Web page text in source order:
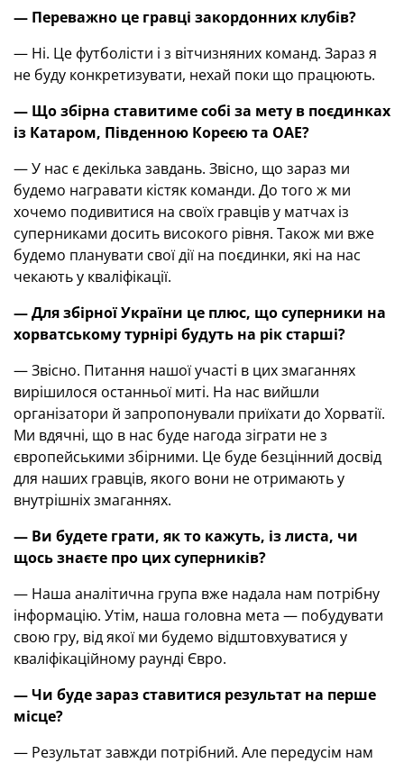
— Переважно це гравці закордонних клубів?
— Ні. Це футболісти і з вітчизняних команд. Зараз я
не буду конкретизувати, нехай поки що працюють.
— Що збірна ставитиме собі за мету в поєдинках
із Катаром, Південною Кореєю та ОАЕ?
— У нас є декілька завдань. Звісно, що зараз ми
будемо награвати кістяк команди. До того ж ми
хочемо подивитися на своїх гравців у матчах із
суперниками досить високого рівня. Також ми вже
будемо планувати свої дії на поєдинки, які на нас
чекають у кваліфікації.
— Для збірної України це плюс, що суперники на
хорватському турнірі будуть на рік старші?
— Звісно. Питання нашої участі в цих змаганнях
вирішилося останньої миті. На нас вийшли
організатори й запропонували приїхати до Хорватії.
Ми вдячні, що в нас буде нагода зіграти не з
європейськими збірними. Це буде безцінний досвід
для наших гравців, якого вони не отримають у
внутрішніх змаганнях.
— Ви будете грати, як то кажуть, із листа, чи
щось знаєте про цих суперників?
— Наша аналітична група вже надала нам потрібну
інформацію. Утім, наша головна мета — побудувати
свою гру, від якої ми будемо відштовхуватися у
кваліфікаційному раунді Євро.
— Чи буде зараз ставитися результат на перше
місце?
— Результат завжди потрібний. Але передусім нам